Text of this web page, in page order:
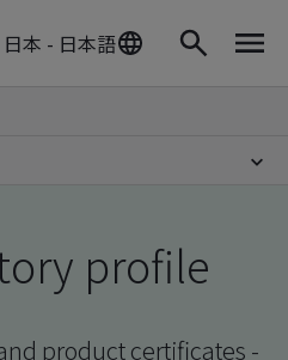
日本 - 日本語
profile
product certificates -